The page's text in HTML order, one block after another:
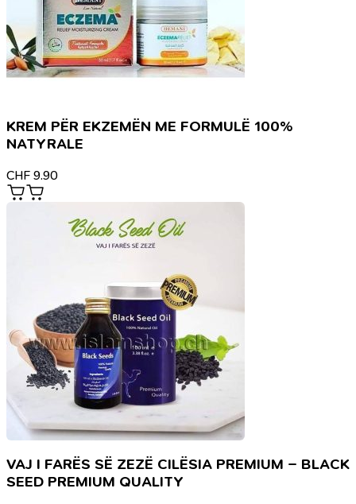
KREM PËR EKZEMËN ME FORMULË 100%
NATYRALE
CHF 9.90
VAJ I FARËS SË ZEZË CILËSIA PREMIUM – BLACK
SEED PREMIUM QUALITY